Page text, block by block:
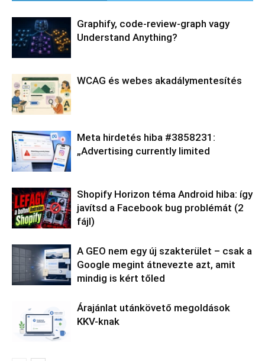
Graphify, code-review-graph vagy
Understand Anything?
WCAG és webes akadálymentesítés
Meta hirdetés hiba #3858231:
„Advertising currently limited
Shopify Horizon téma Android hiba: így
javítsd a Facebook bug problémát (2
fájl)
A GEO nem egy új szakterület – csak a
Google megint átnevezte azt, amit
mindig is kért tőled
Árajánlat utánkövető megoldások
KKV-knak